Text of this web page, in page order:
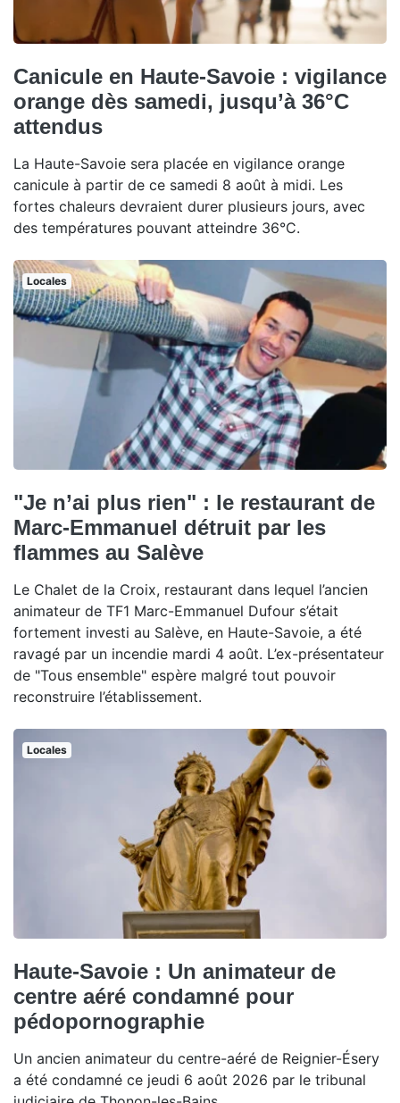
Canicule en Haute-Savoie : vigilance
orange dès samedi, jusqu’à 36°C
attendus
La Haute-Savoie sera placée en vigilance orange
canicule à partir de ce samedi 8 août à midi. Les
fortes chaleurs devraient durer plusieurs jours, avec
des températures pouvant atteindre 36°C.
Locales
"Je n’ai plus rien" : le restaurant de
Marc-Emmanuel détruit par les
flammes au Salève
Le Chalet de la Croix, restaurant dans lequel l’ancien
animateur de TF1 Marc-Emmanuel Dufour s’était
fortement investi au Salève, en Haute-Savoie, a été
ravagé par un incendie mardi 4 août. L’ex-présentateur
de "Tous ensemble" espère malgré tout pouvoir
reconstruire l’établissement.
Locales
Haute-Savoie : Un animateur de
centre aéré condamné pour
pédopornographie
Un ancien animateur du centre-aéré de Reignier-Ésery
a été condamné ce jeudi 6 août 2026 par le tribunal